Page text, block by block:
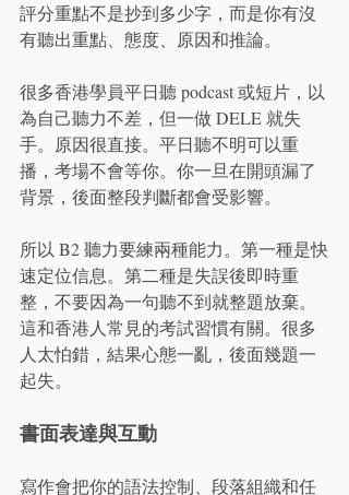
評分重點不是抄到多少字，而是你有沒
有聽出重點、態度、原因和推論。
很多香港學員平日聽 podcast 或短片，以
為自己聽力不差，但一做 DELE 就失
手。原因很直接。平日聽不明可以重
播，考場不會等你。你一旦在開頭漏了
背景，後面整段判斷都會受影響。
所以 B2 聽力要練兩種能力。第一種是快
速定位信息。第二種是失誤後即時重
整，不要因為一句聽不到就整題放棄。
這和香港人常見的考試習慣有關。很多
人太怕錯，結果心態一亂，後面幾題一
起失。
書面表達與互動
寫作會把你的語法控制、段落組織和任